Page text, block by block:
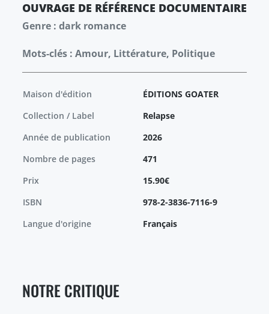
OUVRAGE DE RÉFÉRENCE DOCUMENTAIRE
Genre : dark romance
Mots-clés : Amour, Littérature, Politique
Maison d'édition
ÉDITIONS GOATER
Collection / Label
Relapse
Année de publication
2026
Nombre de pages
471
Prix
15.90€
ISBN
978-2-3836-7116-9
Langue d'origine
Français
NOTRE CRITIQUE